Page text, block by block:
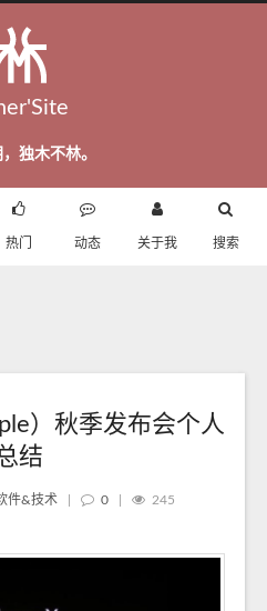
独木不林。
热门 动态 关于我 搜索
）秋季发布会个人
结
件&技术 0 245